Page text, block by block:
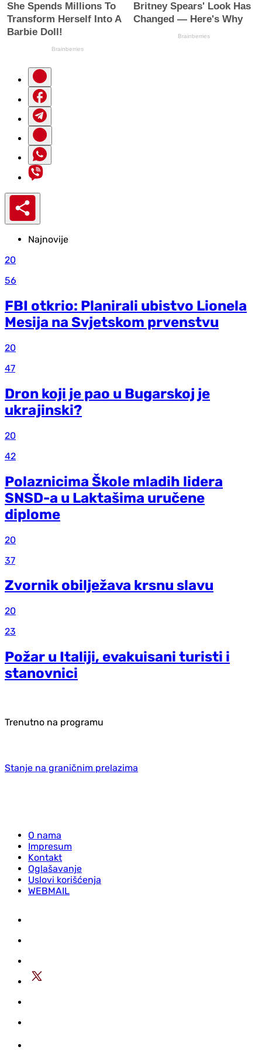
Najnovije
20
56
FBI otkrio: Planirali ubistvo Lionela
Mesija na Svjetskom prvenstvu
20
47
Dron koji je pao u Bugarskoj je
ukrajinski?
20
42
Polaznicima Škole mladih lidera
SNSD-a u Laktašima uručene
diplome
20
37
Zvornik obilježava krsnu slavu
20
23
Požar u Italiji, evakuisani turisti i
stanovnici
Trenutno na programu
Stanje na graničnim prelazima
O nama
Impresum
Kontakt
Oglašavanje
Uslovi korišćenja
WEBMAIL